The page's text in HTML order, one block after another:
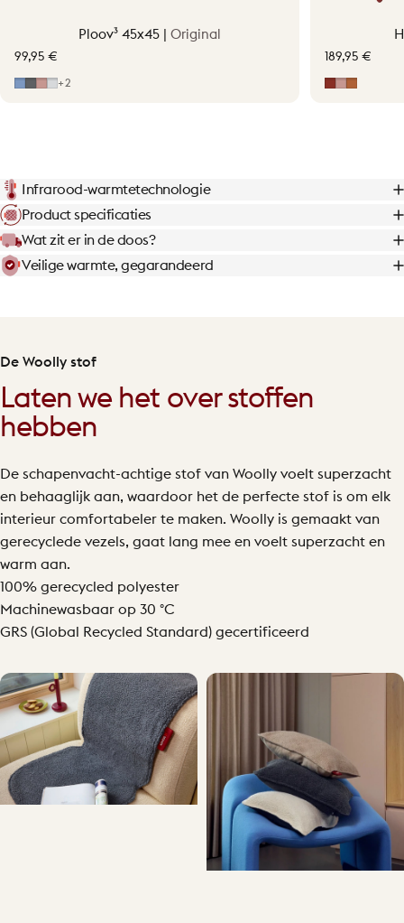
Ploov³ 45x45 | Original
99,95 €
Mid Blue
GreySoft Pink
Light Grey
+2
189,95 €
Infrarood-warmtetechnologie
Product specificaties
Wat zit er in de doos?
Veilige warmte, gegarandeerd
De Woolly stof
Laten we het over stoffen
hebben
De schapenvacht-achtige stof van Woolly voelt superzacht
en behaaglijk aan, waardoor het de perfecte stof is om elk
interieur comfortabeler te maken. Woolly is gemaakt van
gerecyclede vezels, gaat lang mee en voelt superzacht en
warm aan.
100% gerecycled polyester
Machinewasbaar op 30 °C
GRS (Global Recycled Standard) gecertificeerd